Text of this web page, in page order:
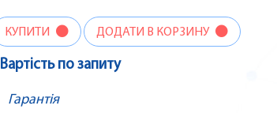
КУПИТИ ДОДАТИ В КОРЗИНУ
Вартість по запиту
Гарантія